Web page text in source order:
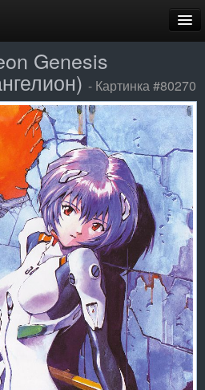
Genesis
- Картинка #80270